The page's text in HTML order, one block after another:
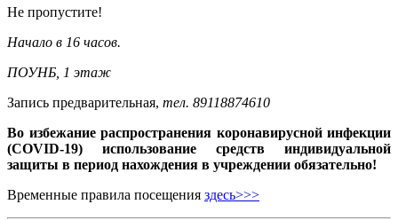
Не пропустите!
Начало в 16 часов.
ПОУНБ, 1 этаж
Запись предварительная, тел. 89118874610
Во избежание распространения коронавирусной инфекции
(COVID-19) использование средств индивидуальной
защиты в период нахождения в учреждении обязательно!
Временные правила посещения здесь>>>